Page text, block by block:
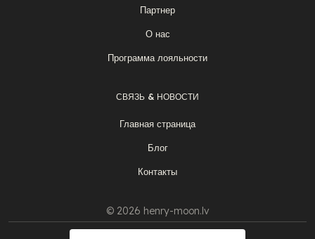
Партнер
О нас
Программа лояльности
СВЯЗЬ & НОВОСТИ
Главная страница
Блог
Контакты
© 2026 henry-moon.lv